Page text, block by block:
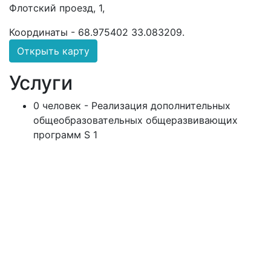
Флотский проезд, 1,
Координаты - 68.975402 33.083209.
Открыть карту
Услуги
0 человек - Реализация дополнительных
общеобразовательных общеразвивающих
программ S 1